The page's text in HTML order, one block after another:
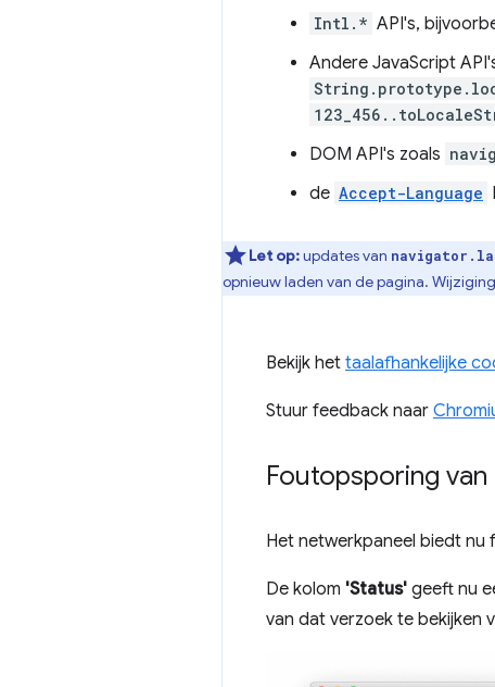
Intl.* API's,
Andere JavaScript
DOM API's zoals
de Accept-Language
Let op:updates van
opnieuw laden van de pagina.
Bekijk het taalafhankelijke
Stuur feedback naar
Foutopsporing
Het netwerkpaneel biedt
De kolom 'Status' geeft nu
van dat verzoek te bekijken